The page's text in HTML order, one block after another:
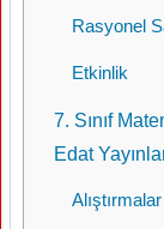
Rasyonel
Etkinlik
7. Sınıf
Edat
Alıştırmalar